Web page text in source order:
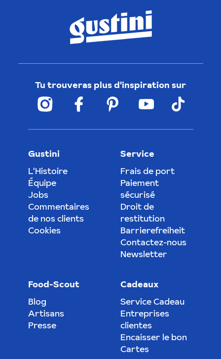
Tu trouveras plus d'inspiration sur
Gustini
L'Histoire
Équipe
Jobs
Commentaires
de nos clients
Cookies
Service
Frais de port
Paiement
sécurisé
Droit de
restitution
Barrierefreiheit
Contactez-nous
Newsletter
Food-Scout
Blog
Artisans
Presse
Cadeaux
Service Cadeau
Entreprises
clientes
Encaisser le bon
Cartes